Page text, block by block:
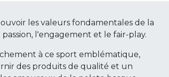
les valeurs fondamentales de la
l'engagement et le fair-play.
à ce sport emblématique,
des produits de qualité et un